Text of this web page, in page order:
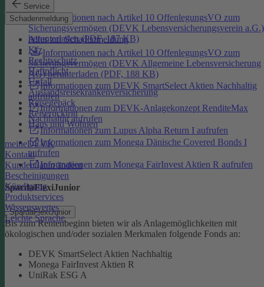
Service
Schadenmeldung
Alles zur Schadenmeldung
Kfz
Rechtsschutz
Haftpflicht
Unfall
Auslandsreisekrankenversicherung
Reisegepäck
Reiserücktritt
Haus und Wohnen
meineDEVK
Kontakt
Kundendaten ändern
Bescheinigungen
Kündigung
Produktservices
Wissenswertes
Leichte Sprache
Informationen nach Artikel 10 OffenlegungsVO zum
Sicherungsvermögen (DEVK Lebensversicherungsverein a.G.)
herunterladen (PDF, 187 KB)
Informationen nach Artikel 10 OffenlegungsVO zum
Sicherungsvermögen (DEVK Allgemeine Lebensversicherung
AG) herunterladen (PDF, 188 KB)
Informationen zum DEVK SmartSelect Aktien Nachhaltig
aufrufen
Informationen zum DEVK-Anlagekonzept RenditeMax
Nachhaltig aufrufen
Informationen zum Lupus Alpha Return I aufrufen
Informationen zum Monega Dänische Covered Bonds I
aufrufen
Informationen zum Monega FairInvest Aktien R aufrufen
SpardaFlexiJunior
SpardaFlexiJunior
Bis zum Rentenbeginn bieten wir als Anlagemöglichkeiten mit
ökologischen und/oder sozialen Merkmalen folgende Fonds an:
DEVK SmartSelect Aktien Nachhaltig
Monega FairInvest Aktien R
UniRak ESG A